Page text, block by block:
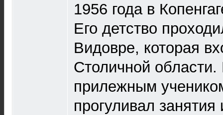
1956 года в
Его детство
Видовре, которая
Столичной
прилежным
прогуливал